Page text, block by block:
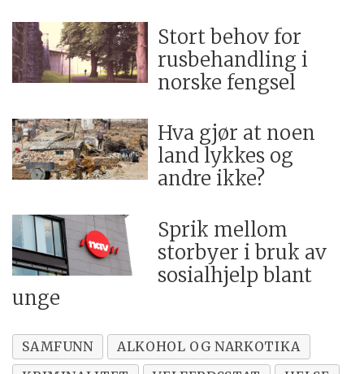
Stort behov for
rusbehandling i
norske fengsel
Hva gjør at noen
land lykkes og
andre ikke?
Sprik mellom
storbyer i bruk av
sosialhjelp blant
unge
SAMFUNN
ALKOHOL OG NARKOTIKA